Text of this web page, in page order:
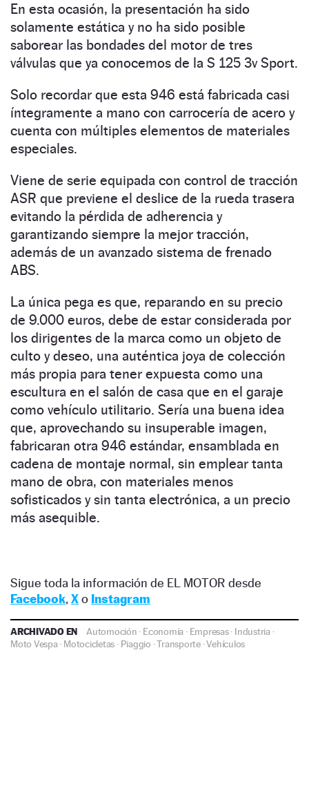
En esta ocasión, la presentación ha sido
solamente estática y no ha sido posible
saborear las bondades del motor de tres
válvulas que ya conocemos de la S 125 3v Sport.
Solo recordar que esta 946 está fabricada casi
íntegramente a mano con carrocería de acero y
cuenta con múltiples elementos de materiales
especiales.
Viene de serie equipada con control de tracción
ASR que previene el deslice de la rueda trasera
evitando la pérdida de adherencia y
garantizando siempre la mejor tracción,
además de un avanzado sistema de frenado
ABS.
La única pega es que, reparando en su precio
de 9.000 euros, debe de estar considerada por
los dirigentes de la marca como un objeto de
culto y deseo, una auténtica joya de colección
más propia para tener expuesta como una
escultura en el salón de casa que en el garaje
como vehículo utilitario. Sería una buena idea
que, aprovechando su insuperable imagen,
fabricaran otra 946 estándar, ensamblada en
cadena de montaje normal, sin emplear tanta
mano de obra, con materiales menos
sofisticados y sin tanta electrónica, a un precio
más asequible.
Sigue toda la información de EL MOTOR desde
Facebook, Xo Instagram
ARCHIVADO EN Automoción · Economía · Empresas· Industria·
Moto Vespa· Motocicletas · Piaggio ·Transporte·Vehículos